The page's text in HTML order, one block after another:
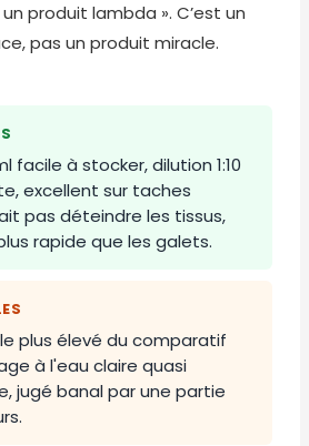
produit lambda ». C’est un
pas un produit miracle.
facile à stocker, dilution 1:10
excellent sur taches
pas déteindre les tissus,
rapide que les galets.
plus élevé du comparatif
à l'eau claire quasi
jugé banal par une partie